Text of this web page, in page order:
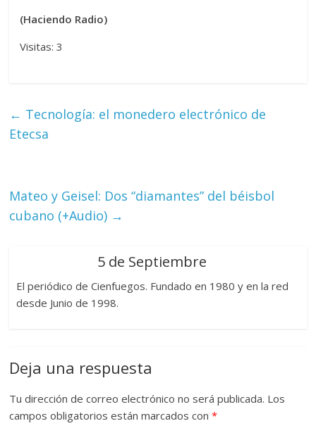
(Haciendo Radio)
Visitas: 3
← Tecnología: el monedero electrónico de
Etecsa
Mateo y Geisel: Dos “diamantes” del béisbol
cubano (+Audio) →
5 de Septiembre
El periódico de Cienfuegos. Fundado en 1980 y en la red
desde Junio de 1998.
Deja una respuesta
Tu dirección de correo electrónico no será publicada. Los
campos obligatorios están marcados con*